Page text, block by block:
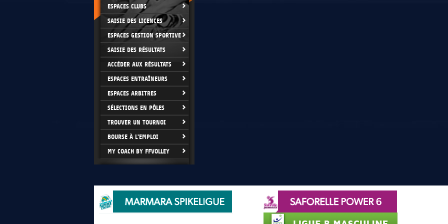
ESPACES CLUBS
SAISIE DES LICENCES
ESPACES GESTION SPORTIVE
SAISIE DES RÉSULTATS
ACCÉDER AUX RÉSULTATS
ESPACES ENTRAÎNEURS
ESPACES ARBITRES
SÉLECTIONS EN PÔLES
TROUVER UN TOURNOI
BOURSE À L'EMPLOI
MY COACH BY FFVOLLEY